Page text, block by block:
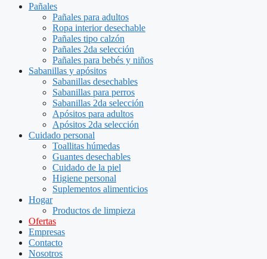
Pañales
Pañales para adultos
Ropa interior desechable
Pañales tipo calzón
Pañales 2da selección
Pañales para bebés y niños
Sabanillas y apósitos
Sabanillas desechables
Sabanillas para perros
Sabanillas 2da selección
Apósitos para adultos
Apósitos 2da selección
Cuidado personal
Toallitas húmedas
Guantes desechables
Cuidado de la piel
Higiene personal
Suplementos alimenticios
Hogar
Productos de limpieza
Ofertas
Empresas
Contacto
Nosotros